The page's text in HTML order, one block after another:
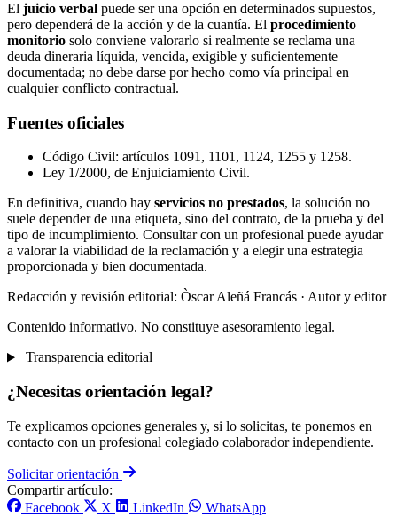
El juicio verbal puede ser una opción en determinados supuestos,
pero dependerá de la acción y de la cuantía. El procedimiento
monitorio solo conviene valorarlo si realmente se reclama una
deuda dineraria líquida, vencida, exigible y suficientemente
documentada; no debe darse por hecho como vía principal en
cualquier conflicto contractual.
Fuentes oficiales
Código Civil: artículos 1091, 1101, 1124, 1255 y 1258.
Ley 1/2000, de Enjuiciamiento Civil.
En definitiva, cuando hay servicios no prestados, la solución no
suele depender de una etiqueta, sino del contrato, de la prueba y del
tipo de incumplimiento. Consultar con un profesional puede ayudar
a valorar la viabilidad de la reclamación y a elegir una estrategia
proporcionada y bien documentada.
Redacción y revisión editorial: Òscar Aleñá Francás · Autor y editor
Contenido informativo. No constituye asesoramiento legal.
Transparencia editorial
¿Necesitas orientación legal?
Te explicamos opciones generales y, si lo solicitas, te ponemos en
contacto con un profesional colegiado colaborador independiente.
Solicitar orientación
Compartir artículo:
Facebook
X LinkedIn WhatsApp